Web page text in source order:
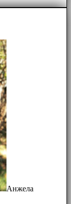
Анжела